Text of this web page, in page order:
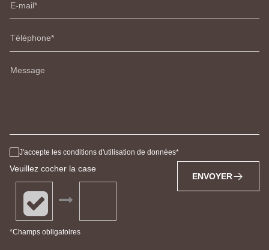
E-mail
Téléphone
Message
J'accepte les conditions d'utilisation de données
Veuillez cocher la case
*Champs obligatoires
ENVOYER